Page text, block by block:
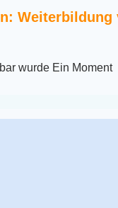
Weiterbildung
wurde Ein Moment